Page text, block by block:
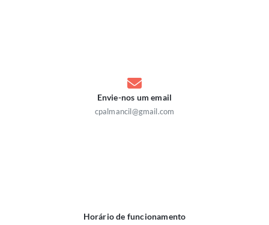
Envie-nos um email
cpalmancil@gmail.com
Horário de funcionamento